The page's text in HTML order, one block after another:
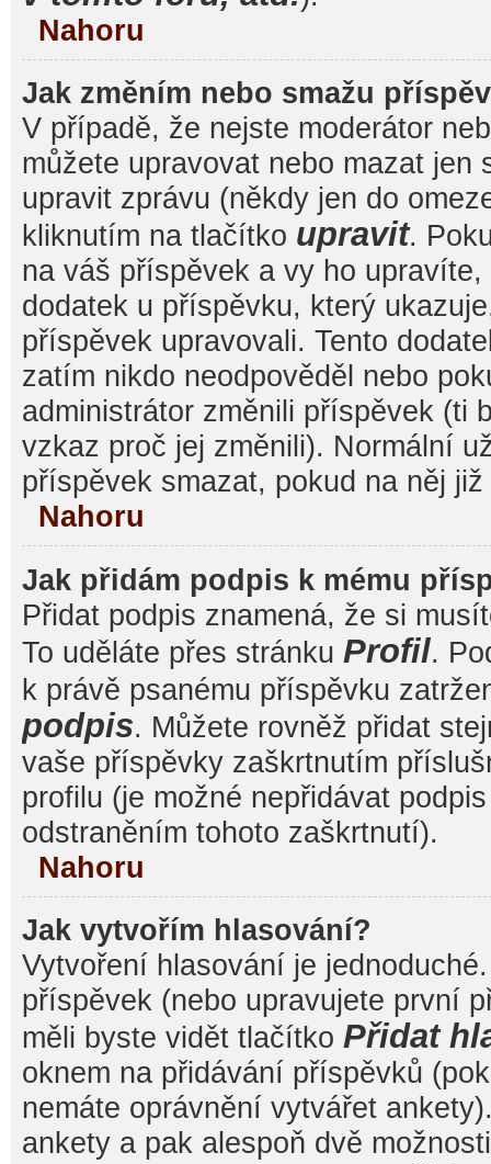
Nahoru
Jak změním nebo smažu
V případě, že nejste moderátor
můžete upravovat nebo mazat jen
upravit zprávu (někdy jen do
kliknutím na tlačítko upravit.
na váš příspěvek a vy ho
dodatek u příspěvku, který
příspěvek upravovali. Tento
zatím nikdo neodpověděl nebo
administrátor změnili příspěvek (ti
vzkaz proč jej změnili). Normální
příspěvek smazat, pokud na něj
Nahoru
Jak přidám podpis k mému
Přidat podpis znamená, že si
To uděláte přes stránku Profil.
k právě psanému příspěvku
podpis. Můžete rovněž přidat
vaše příspěvky zaškrtnutím
profilu (je možné nepřidávat
odstraněním tohoto zaškrtnutí).
Nahoru
Jak vytvořím hlasování?
Vytvoření hlasování je
příspěvek (nebo upravujete první
měli byste vidět tlačítko Přidat
oknem na přidávání příspěvků
nemáte oprávnění vytvářet
ankety a pak alespoň dvě